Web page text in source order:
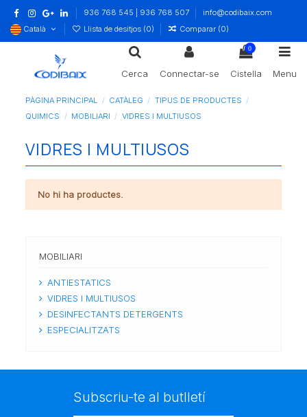
936 768 545 | 936 768 507
info@codibaix.com
Català
Llista de desitjos (0) Comparar (0)
Cerca Connectar-se
0
Cistella Menu
PÀGINA PRINCIPAL CATÀLEG
TIPUS DE PRODUCTES
QUIMICS
MOBILIARI VIDRES I MULTIUSOS
VIDRES I MULTIUSOS
No hi ha productes.
MOBILIARI
ANTIESTATICS
VIDRES I MULTIUSOS
DESINFECTANTS DETERGENTS
ESPECIALITZATS
Subscriu-te al butlletí